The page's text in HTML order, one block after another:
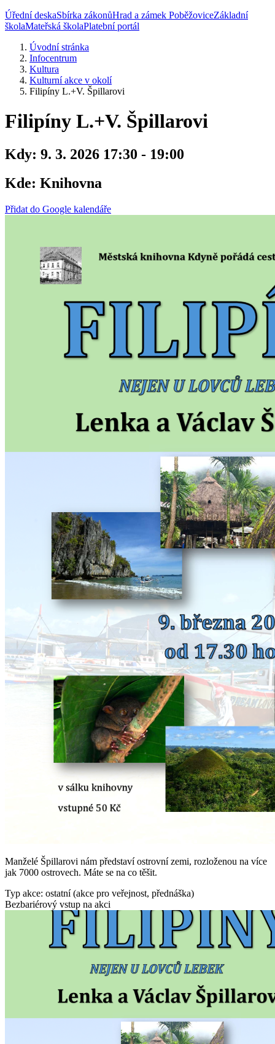
Úřední deskaSbírka zákonůHrad a zámek PoběžoviceZákladní
školaMateřská školaPlatební portál
Úvodní stránka
Infocentrum
Kultura
Kulturní akce v okolí
Filipíny L.+V. Špillarovi
Filipíny L.+V. Špillarovi
Kdy: 9. 3. 2026 17:30 - 19:00
Kde: Knihovna
Přidat do Google kalendáře
Manželé Špillarovi nám představí ostrovní zemi, rozloženou na více
jak 7000 ostrovech. Máte se na co těšit.
Typ akce: ostatní (akce pro veřejnost, přednáška)
Bezbariérový vstup na akci